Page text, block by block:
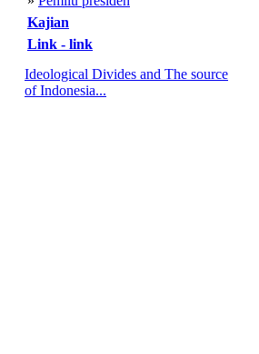
Kajian
Link - link
Ideological Divides and The source
of Indonesia...